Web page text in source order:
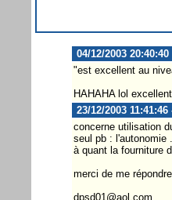
04/12/2003
"est excellent au
HAHAHA lol
23/12/2003
concerne utilisation
seul pb : l'autonomie
à quant la fourniture
merci de me répondre
dpsd01@aol.com